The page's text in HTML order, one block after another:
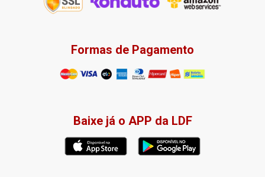
Formas de Pagamento
Baixe já o APP da LDF